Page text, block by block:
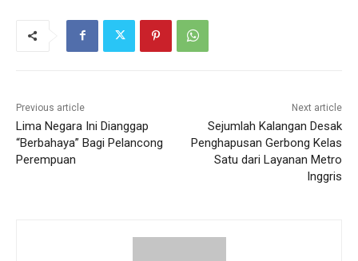
Previous article
Lima Negara Ini Dianggap
“Berbahaya” Bagi Pelancong
Perempuan
Next article
Sejumlah Kalangan Desak
Penghapusan Gerbong Kelas
Satu dari Layanan Metro
Inggris